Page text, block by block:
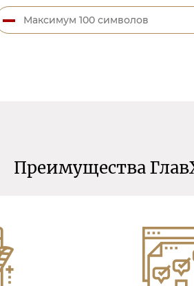
Преимущества